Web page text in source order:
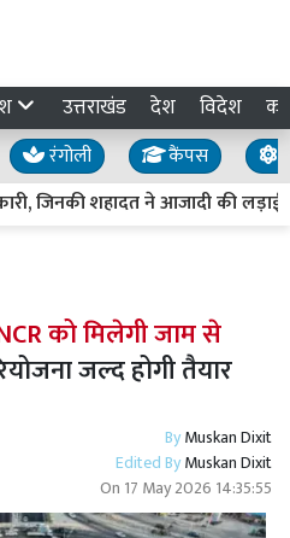
उत्तराखंड देश विदेश
रंगोली कैंपस
जिनकी शहादत ने आजादी की लड़ाई
को मिलेगी जाम से
जल्द होगी तैयार
ByMuskan Dixit
Edited ByMuskan Dixit
On 17 May 2026 14:35:55